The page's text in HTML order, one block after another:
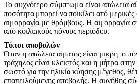
Το συχνότερο σύμπτωμα είναι απώλεια
ποσότητα μπορεί να ποικίλει από
αιμορραγία με θρόμβους. Η αιμορραγία
από κοιλιακούς πόνους περιόδου.
Τύποι αποβολών
Όταν η απώλεια αίματος είναι μικρή, ο
τράχηλος είναι κλειστός και η μήτρα
σωστό για την ηλικία κύησης μέγεθος,
επαπειλούμενης αποβολής. Η συνήθης